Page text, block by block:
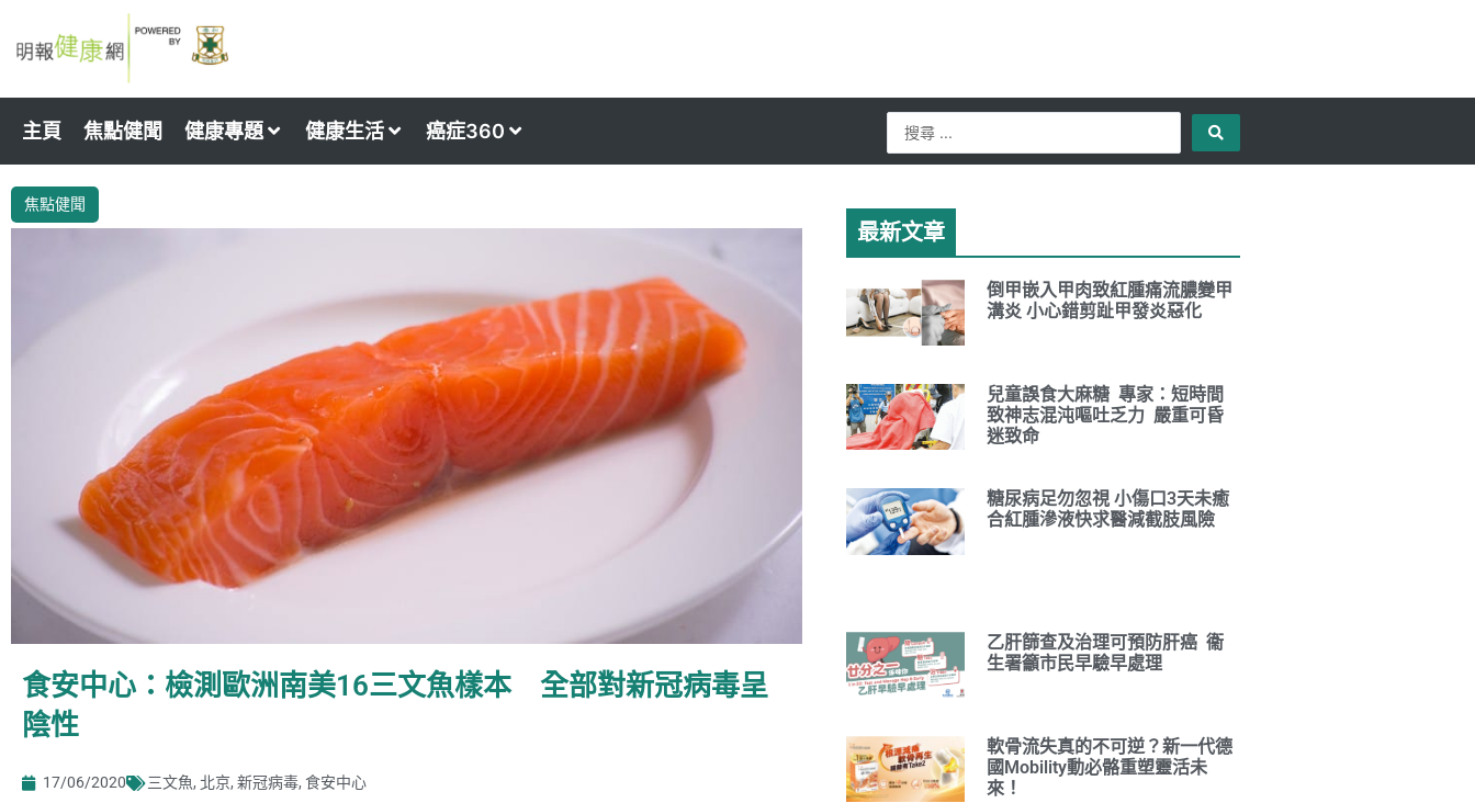
to
主頁 焦點健聞 健康專題 健康生活 癌症360
Search
...
焦點健聞
食安中心：檢測歐洲南美16三文魚樣本 全部對新冠病毒呈
陰性
17/06/2020 三文魚, 北京, 新冠病毒, 食安中心
最新文章
倒甲嵌入甲肉致紅腫痛流膿變甲
溝炎 小心錯剪趾甲發炎惡化
兒童誤食大麻糖 專家：短時間
致神志混沌嘔吐乏力 嚴重可昏
迷致命
糖尿病足勿忽視 小傷口3天未癒
合紅腫滲液快求醫減截肢風險
乙肝篩查及治理可預防肝癌 衞
生署籲市民早驗早處理
軟骨流失真的不可逆？新一代德
國Mobility動必骼重塑靈活未
來！